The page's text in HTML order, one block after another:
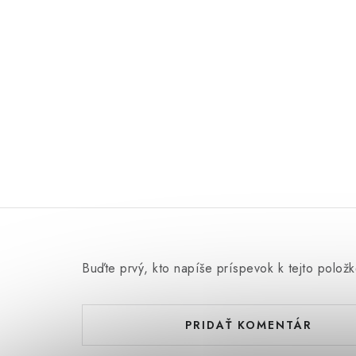
Buďte prvý, kto napíše príspevok k tejto
PRIDAŤ KOMENTÁR